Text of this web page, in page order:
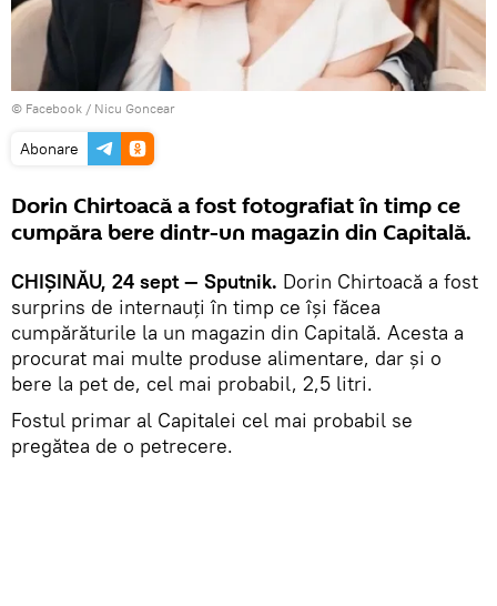
© Facebook / Nicu Goncear
Abonare
Dorin Chirtoacă a fost fotografiat în timp ce
cumpăra bere dintr-un magazin din Capitală.
CHIȘINĂU, 24 sept — Sputnik. Dorin Chirtoacă a fost
surprins de internauți în timp ce își făcea
cumpărăturile la un magazin din Capitală. Acesta a
procurat mai multe produse alimentare, dar și o
bere la pet de, cel mai probabil, 2,5 litri.
Fostul primar al Capitalei cel mai probabil se
pregătea de o petrecere.